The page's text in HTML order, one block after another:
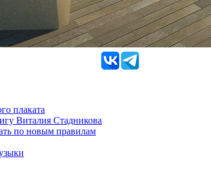
плаката
Виталия Стадникова
по новым правилам